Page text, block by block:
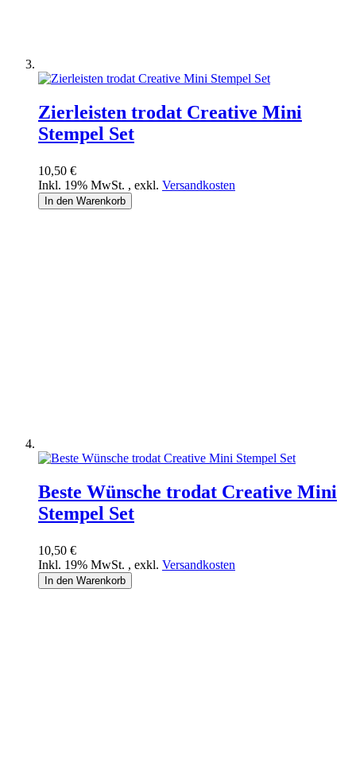
Zierleisten trodat Creative Mini
Stempel Set
10,50 €
Inkl. 19% MwSt. , exkl. Versandkosten
In den Warenkorb
Beste Wünsche trodat Creative Mini
Stempel Set
10,50 €
Inkl. 19% MwSt. , exkl. Versandkosten
In den Warenkorb